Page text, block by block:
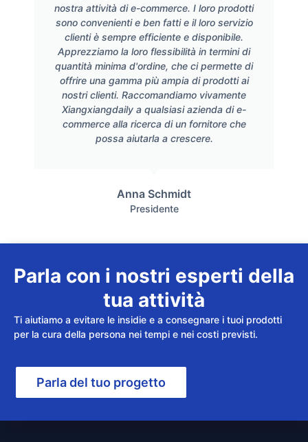
nostra attività di e-commerce. I loro prodotti
sono convenienti e ben fatti e il loro servizio
clienti è sempre efficiente e disponibile.
Apprezziamo la loro flessibilità in termini di
quantità minima d'ordine, che ci permette di
offrire una gamma più ampia di prodotti ai
nostri clienti. Raccomandiamo vivamente
Xiangxiangdaily a qualsiasi azienda di e-
commerce alla ricerca di un fornitore che
possa aiutarla a crescere.
Anna Schmidt
Presidente
Parla con i nostri esperti della
tua attività
Ti aiutiamo a evitare le insidie e a consegnare i tuoi prodotti
per la cura della persona nei tempi e nei costi previsti.
Parla del tuo progetto